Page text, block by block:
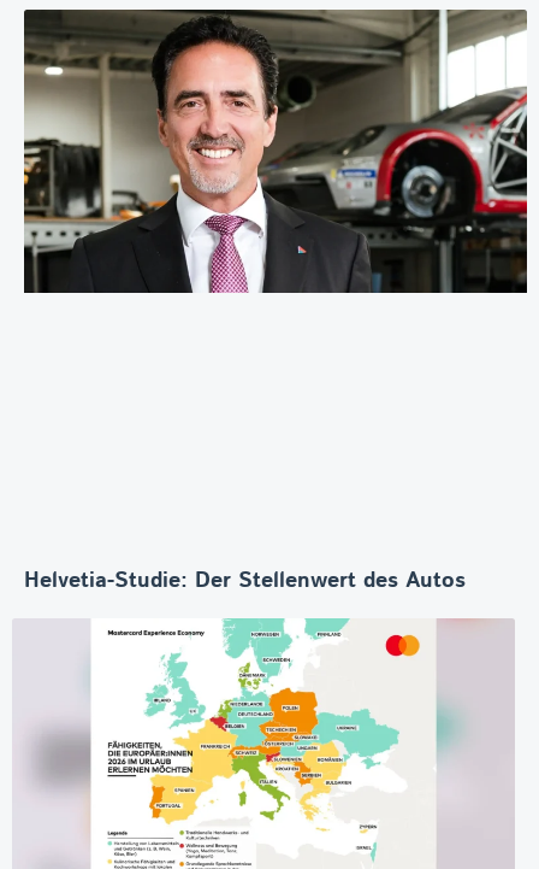
Helvetia-Studie: Der Stellenwert des Autos